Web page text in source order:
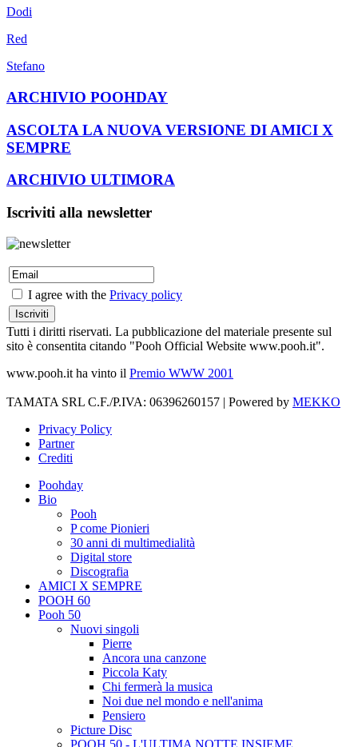
Dodi
Red
Stefano
ARCHIVIO POOHDAY
ASCOLTA LA NUOVA VERSIONE DI AMICI X
SEMPRE
ARCHIVIO ULTIMORA
Iscriviti alla newsletter
I agree with the Privacy policy
Tutti i diritti riservati. La pubblicazione del materiale presente sul
sito è consentita citando "Pooh Official Website www.pooh.it".
www.pooh.it ha vinto il Premio WWW 2001
TAMATA SRL C.F./P.IVA: 06396260157 | Powered by MEKKO
Privacy Policy
Partner
Crediti
Poohday
Bio
Pooh
P come Pionieri
30 anni di multimedialità
Digital store
Discografia
AMICI X SEMPRE
POOH 60
Pooh 50
Nuovi singoli
Pierre
Ancora una canzone
Piccola Katy
Chi fermerà la musica
Noi due nel mondo e nell'anima
Pensiero
Picture Disc
POOH 50 - L'ULTIMA NOTTE INSIEME